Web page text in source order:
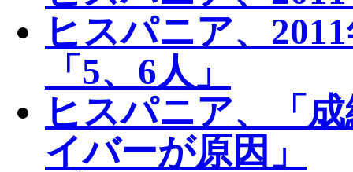
ヒスパニア、
「5、6人」
ヒスパニア、「
イバーが原因」